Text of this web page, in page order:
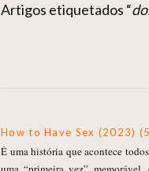
Artigos etiquetados “
How to Have Sex (2023)
É uma história que acontece